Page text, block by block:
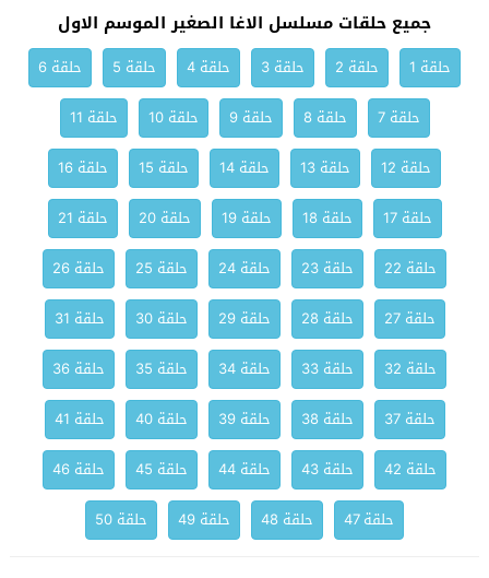
جميع حلقات مسلسل الاغا الصغير الموسم الاول
حلقة 1 حلقة 2 حلقة 3 حلقة 4 حلقة 5
حلقة 6
حلقة 7
حلقة 8 حلقة 9 حلقة 10
حلقة 11
حلقة 12
حلقة 13 حلقة 14 حلقة 15
حلقة 16
حلقة 17
حلقة 18 حلقة 19 حلقة 20
حلقة 21
حلقة 22
حلقة 23 حلقة 24 حلقة 25
حلقة 26
حلقة 27
حلقة 28 حلقة 29 حلقة 30
حلقة 31
حلقة 32
حلقة 33 حلقة 34 حلقة 35
حلقة 36
حلقة 37
حلقة 38 حلقة 39 حلقة 40
حلقة 41
حلقة 42
حلقة 43 حلقة 44 حلقة 45
حلقة 46
حلقة 47
حلقة 48 حلقة 49 حلقة 50